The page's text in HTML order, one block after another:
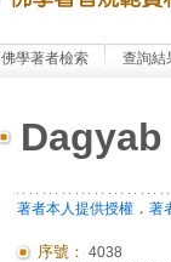
佛學著者檢索 查詢結
著者本人提供授權． 著
序號： 4038